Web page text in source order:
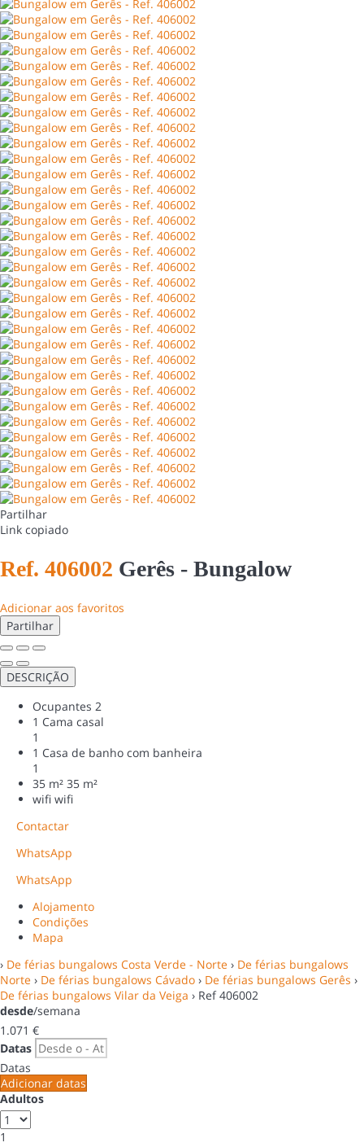
Partilhar
Link copiado
Ref. 406002 Gerês - Bungalow
Adicionar aos favoritos
Partilhar
DESCRIÇÃO
Ocupantes 2
1 Cama casal
1
1 Casa de banho com banheira
1
35 m² 35 m²
wifi wifi
Contactar
WhatsApp
WhatsApp
Alojamento
Condições
Mapa
› De férias bungalows Costa Verde - Norte › De férias bungalows
Norte › De férias bungalows Cávado › De férias bungalows Gerês ›
De férias bungalows Vilar da Veiga › Ref 406002
desde/semana
1.071 €
Datas
Datas
Adicionar datas
Adultos
1